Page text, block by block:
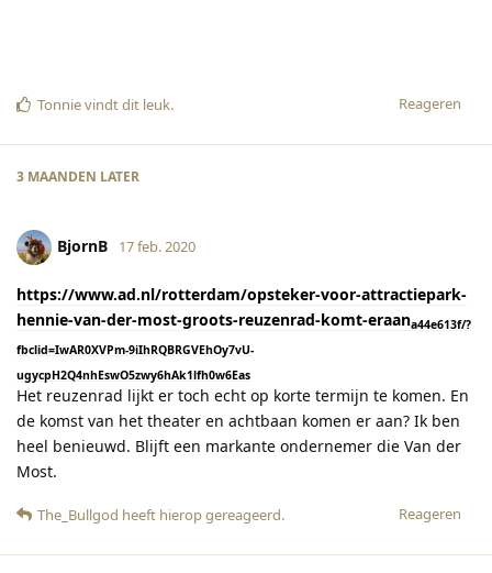
Reageren
Tonnievindt dit leuk.
3 MAANDEN LATER
BjornB 17 feb. 2020
https://www.ad.nl/rotterdam/opsteker-voor-attractiepark-
hennie-van-der-most-groots-reuzenrad-komt-eraana44e613f/?
fbclid=IwAR0XVPm-9iIhRQBRGVEhOy7vU-
ugycpH2Q4nhEswO5zwy6hAk1lfh0w6Eas
Het reuzenrad lijkt er toch echt op korte termijn te komen. En
de komst van het theater en achtbaan komen er aan? Ik ben
heel benieuwd. Blijft een markante ondernemer die Van der
Most.
Reageren
The_Bullgod heeft hierop gereageerd.